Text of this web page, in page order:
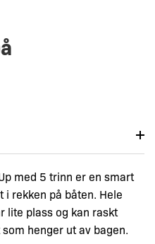
med 5 trinn er en smart
rekken på båten. Hele
lite plass og kan raskt
henger ut av bagen.